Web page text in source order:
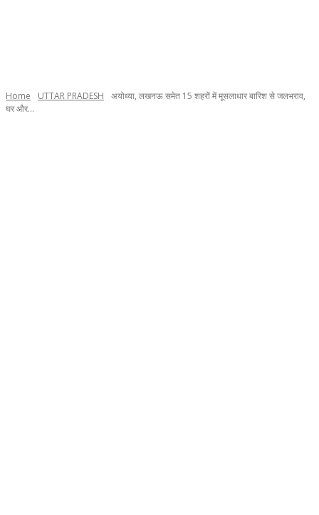
Home UTTAR PRADESH
अयोध्या, लखनऊ समेत 15 शहरों में मूसलाधार बारिश से जलभराव,
घर और...